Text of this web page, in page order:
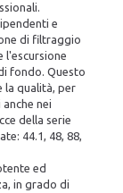
e
di filtraggio
l'escursione
fondo. Questo
la qualità, per
nei
della serie
44.1, 48, 88,
ed
in grado di